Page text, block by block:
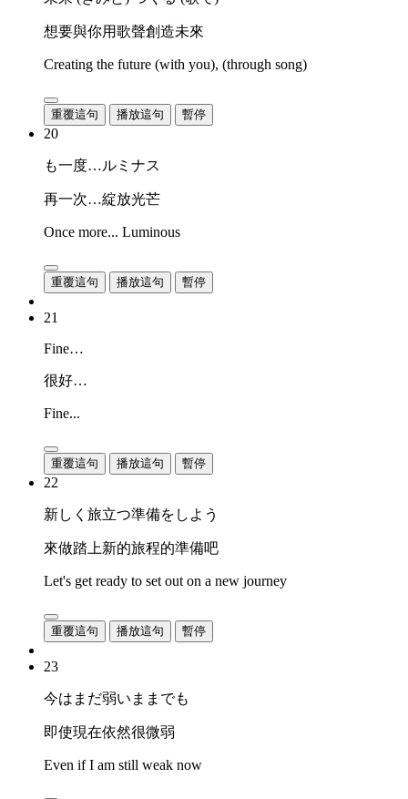
想要與你用歌聲創造未來
Creating the future (with you), (through song)
重覆這句 播放這句 暫停
20
も一度…ルミナス
再一次…綻放光芒
Once more... Luminous
重覆這句 播放這句 暫停
21
Fine…
很好…
Fine...
重覆這句 播放這句 暫停
22
新しく旅立つ準備をしよう
來做踏上新的旅程的準備吧
Let's get ready to set out on a new journey
重覆這句 播放這句 暫停
23
今はまだ弱いままでも
即使現在依然很微弱
Even if I am still weak now